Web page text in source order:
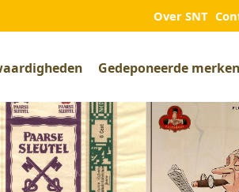
Over SNT
Gedeponeerde merken